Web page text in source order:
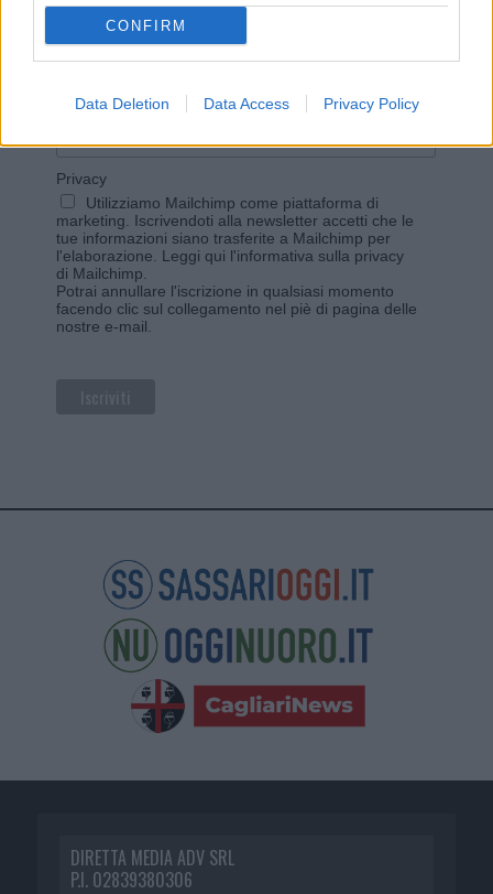
CONFIRM
Data Deletion Data Access Privacy Policy
Iscriviti alla newsletter di Gallura Oggi e ricevi le nostre
email periodiche contenenti le ultime notizie pubblicate
sul sito web!
campo obbligatorio
Privacy
Utilizziamo Mailchimp come piattaforma di
marketing. Iscrivendoti alla newsletter accetti che le
tue informazioni siano trasferite a Mailchimp per
l'elaborazione. Leggi qui l'informativa sulla privacy
di Mailchimp
Potrai annullare l'iscrizione in qualsiasi momento
facendo clic sul collegamento nel piè di pagina delle
nostre e-mail.
DIRETTA MEDIA ADV SRL
P.I. 02839380306